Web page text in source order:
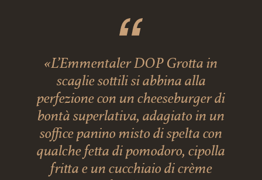
«L’Emmentaler DOP Grotta in
scaglie sottili si abbina alla
perfezione con un cheeseburger di
bontà superlativa, adagiato in un
soffice panino misto di spelta con
qualche fetta di pomodoro, cipolla
fritta e un cucchiaio di crème